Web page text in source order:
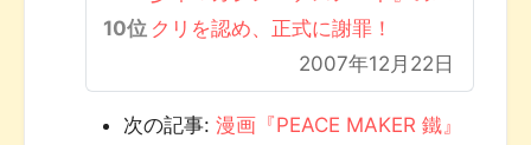
クリを認め、正式に謝罪！
2007年12月22日
次の記事: 漫画『PEACE MAKER 鐵』